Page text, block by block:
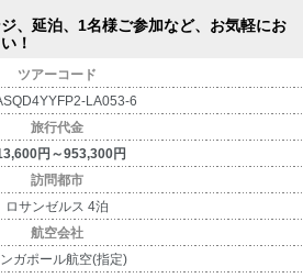
、延泊、1名様ご参加など、お気軽にお
！
ツアーコード
LA053-6
旅行代金
円～953,300円
訪問都市
ロサンゼルス 4泊
航空会社
ガポール航空(指定)